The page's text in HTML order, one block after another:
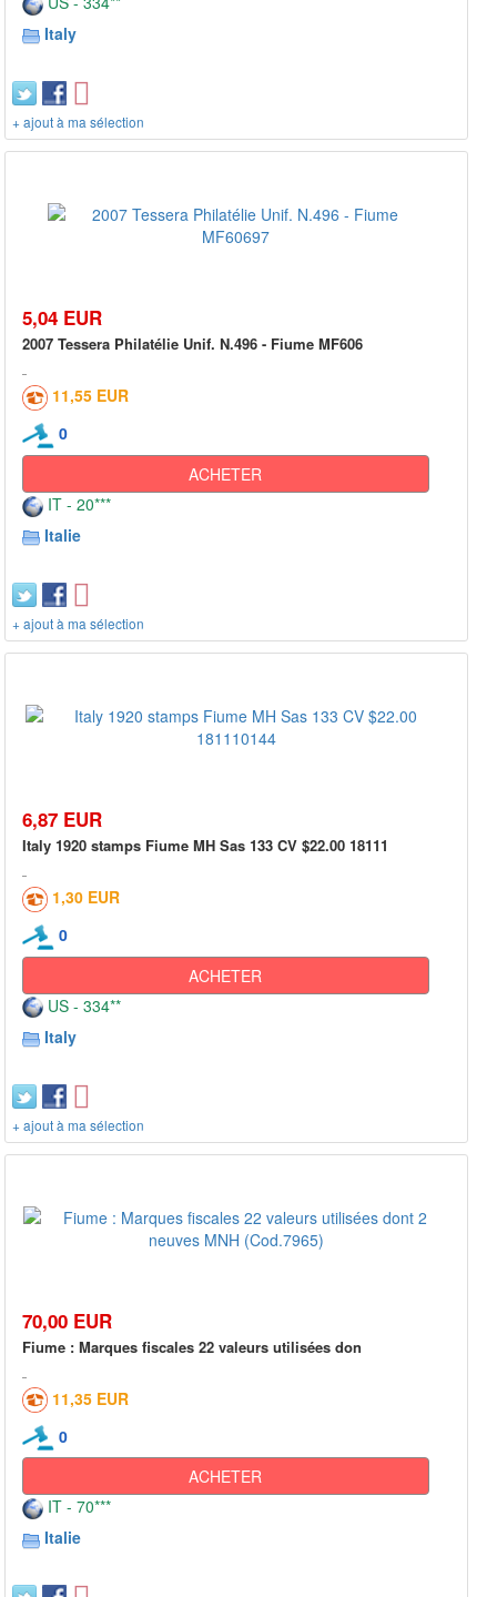
Italy
+ ajout à ma sélection
5,04 EUR
2007 Tessera Philatélie Unif. N.496 - Fiume MF606
11,55 EUR
0
ACHETER
IT - 20***
Italie
+ ajout à ma sélection
6,87 EUR
Italy 1920 stamps Fiume MH Sas 133 CV $22.00 18111
1,30 EUR
0
ACHETER
US - 334**
Italy
+ ajout à ma sélection
70,00 EUR
Fiume : Marques fiscales 22 valeurs utilisées don
11,35 EUR
0
ACHETER
IT - 70***
Italie